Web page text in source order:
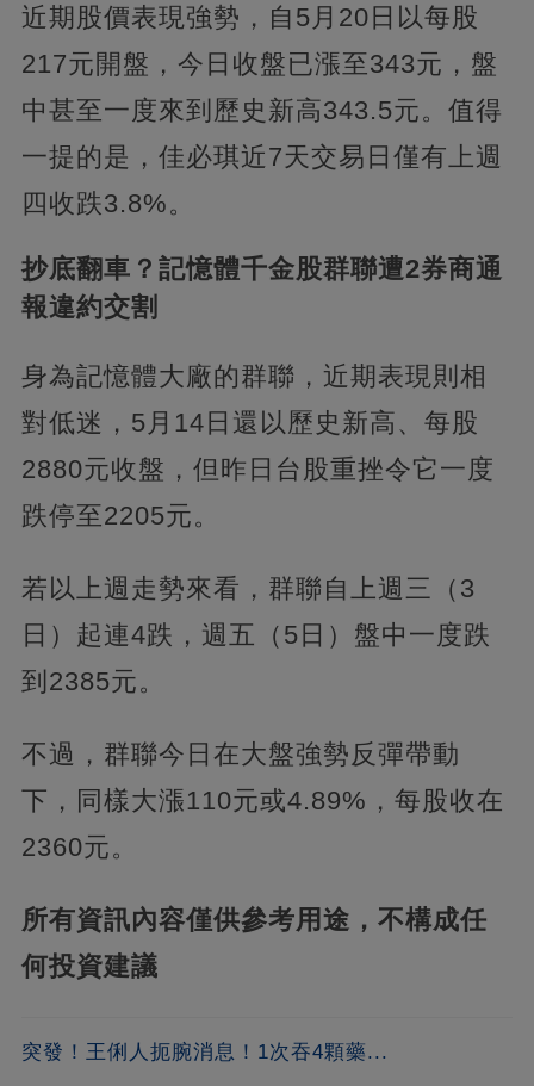
近期股價表現強勢，自5月20日以每股
217元開盤，今日收盤已漲至343元，盤
中甚至一度來到歷史新高343.5元。值得
一提的是，佳必琪近7天交易日僅有上週
四收跌3.8%。
抄底翻車？記憶體千金股群聯遭2券商通
報違約交割
身為記憶體大廠的群聯，近期表現則相
對低迷，5月14日還以歷史新高、每股
2880元收盤，但昨日台股重挫令它一度
跌停至2205元。
若以上週走勢來看，群聯自上週三（3
日）起連4跌，週五（5日）盤中一度跌
到2385元。
不過，群聯今日在大盤強勢反彈帶動
下，同樣大漲110元或4.89%，每股收在
2360元。
所有資訊內容僅供參考用途，不構成任
何投資建議
突發！王俐人扼腕消息！1次吞4顆藥...